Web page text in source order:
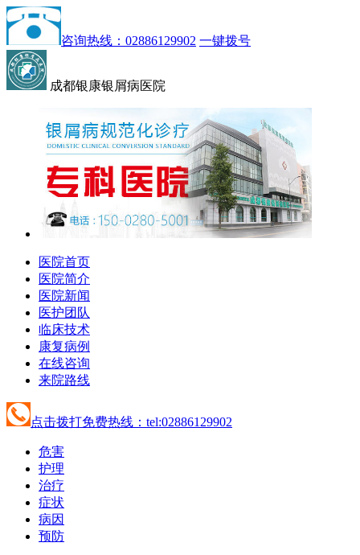
咨询热线：02886129902 一键拨号
成都银康银屑病医院
医院首页
医院简介
医院新闻
医护团队
临床技术
康复病例
在线咨询
来院路线
点击拨打免费热线：tel:02886129902
危害
护理
治疗
症状
病因
预防